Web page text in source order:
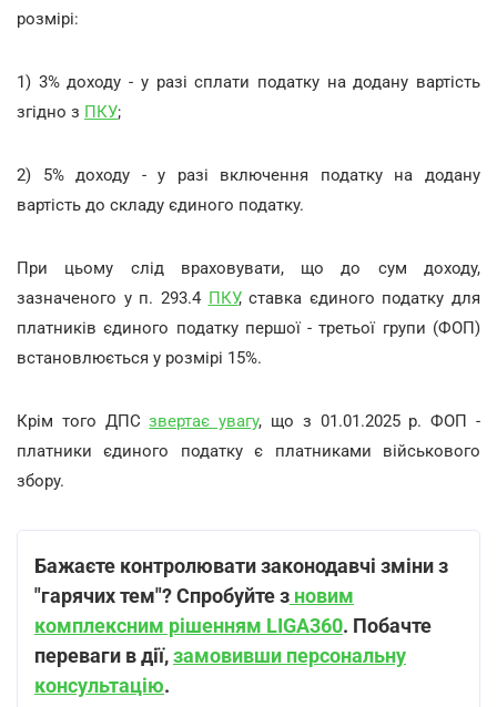
розмірі:
1) 3% доходу - у разі сплати податку на додану вартість
згідно з ПКУ;
2) 5% доходу - у разі включення податку на додану
вартість до складу єдиного податку.
При цьому слід враховувати, що до сум доходу,
зазначеного у п. 293.4 ПКУ, ставка єдиного податку для
платників єдиного податку першої - третьої групи (ФОП)
встановлюється у розмірі 15%.
Крім того ДПСзвертає увагу, що з 01.01.2025 р. ФОП -
платники єдиного податку є платниками військового
збору.
Бажаєте контролювати законодавчі зміни з
"гарячих тем"? Спробуйте з новим
комплексним рішенням LIGA360. Побачте
переваги в дії,замовивши персональну
консультацію.